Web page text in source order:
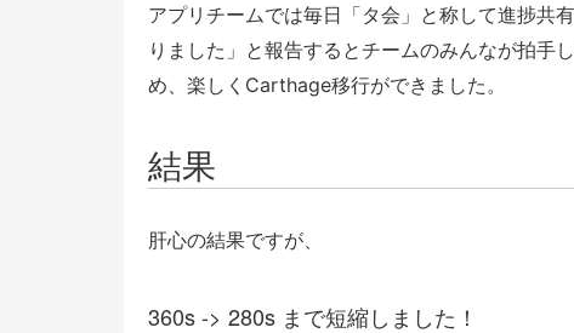
アプリチームでは毎日「タ会」と称して進捗
りました」と報告するとチームのみんなが拍手
め、楽しくCarthage移行ができました。
結果
肝心の結果ですが、
360s -> 280s まで短縮しました！